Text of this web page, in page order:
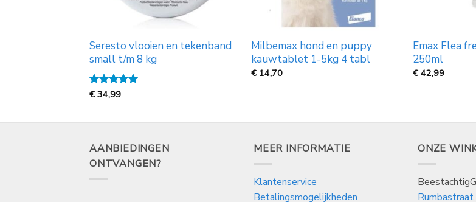
Seresto vlooien en tekenband
small t/m 8 kg
Gewaardeerd
€ 34,99
Milbemax hond en puppy
kauwtablet 1-5kg 4 tabl
€ 14,70
Emax Flea
250ml
€42,99
AANBIEDINGEN
ONTVANGEN?
MEER INFORMATIE
Klantenservice
Betalingsmogelijkheden
ONZE
Rumbastraat